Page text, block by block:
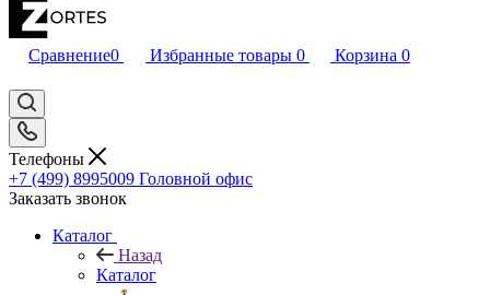
Сравнение0 Избранные товары 0 Корзина 0
Телефоны
+7 (499) 8995009 Головной офис
Заказать звонок
Каталог
Назад
Каталог